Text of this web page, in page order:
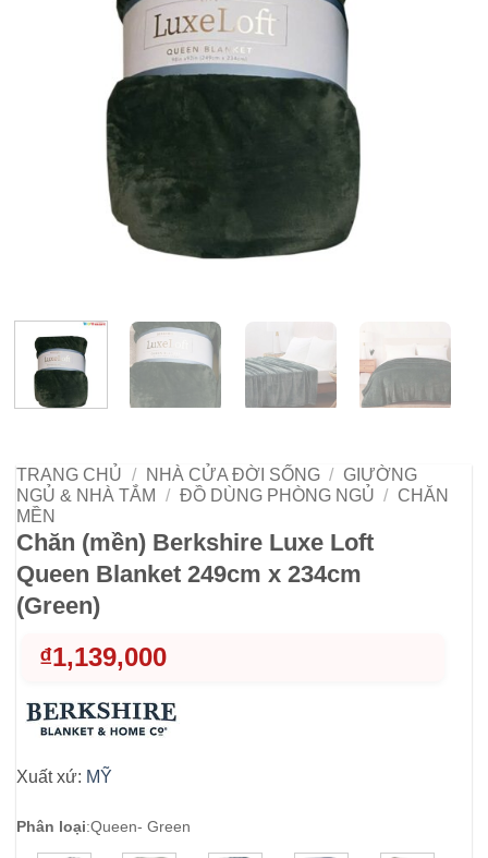
TRANG CHỦ / NHÀ CỬA ĐỜI SỐNG / GIƯỜNG
NGỦ & NHÀ TẮM
/ ĐỒ DÙNG PHÒNG NGỦ / CHĂN
MỀN
Chăn (mền) Berkshire Luxe Loft
Queen Blanket 249cm x 234cm
(Green)
₫1,139,000
Xuất xứ: MỸ
Phân loại:Queen- Green